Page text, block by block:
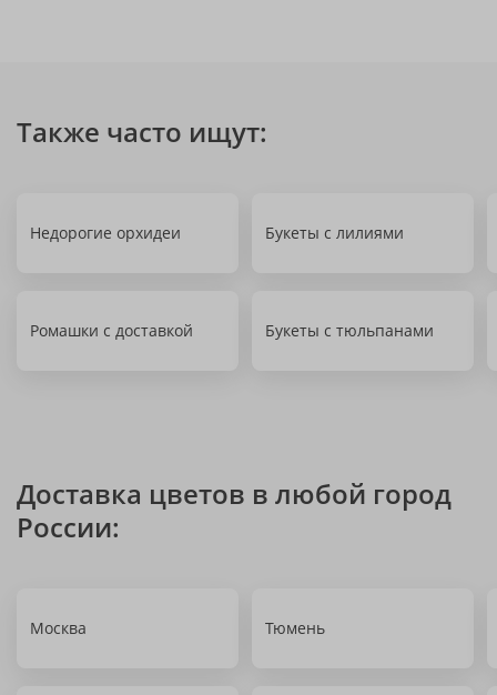
Также часто ищут:
Недорогие орхидеи Букеты с лилиями
Ромашки с доставкой Букеты с тюльпанами
Доставка цветов в любой город
России:
Москва Тюмень